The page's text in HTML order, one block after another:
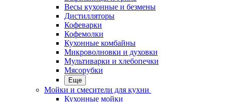
Весы кухонные и безмены
Дистилляторы
Кофеварки
Кофемолки
Кухонные комбайны
Микроволновки и духовки
Мультиварки и хлебопечки
Мясорубки
Еще
Мойки и смесители для кухни
Кухонные мойки